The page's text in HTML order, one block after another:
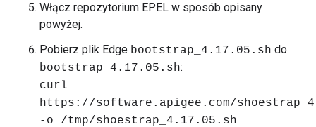
Włącz repozytorium EPEL w sposób opisany
powyżej.
Pobierz plik Edge bootstrap_4.17.05.sh do
bootstrap_4.17.05.sh:
curl
https://software.apigee.com/
-o /tmp/shoestrap_4.17.05.sh